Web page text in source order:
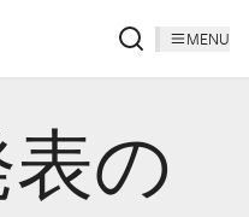
MENU
の